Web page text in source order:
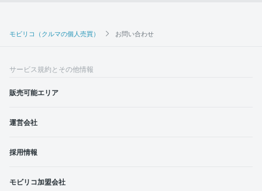
モビリコ（クルマの個人売買） お問い合わせ
サービス規約とその他情報
販売可能エリア
運営会社
採用情報
モビリコ加盟会社